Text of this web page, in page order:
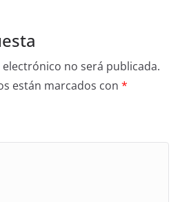
no será publicada.
están marcados con *